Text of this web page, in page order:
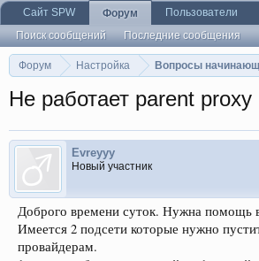
Форум Настройка Вопросы
Не работает parent proxy
Evreyyy
Новый участник
Доброго времени суток. Нужна помощь
Имеется 2 подсети которые нужно
провайдерам.
Сайт SPW
Форум
Поиск сообщений
Последние сообщения
Пользователи